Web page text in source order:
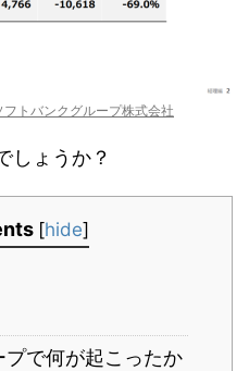
トバンクグループ株式会社
しょうか？
[hide]
で何が起こったか